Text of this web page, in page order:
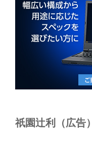
祇園辻利（広告）